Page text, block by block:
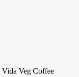
Veg Coffee